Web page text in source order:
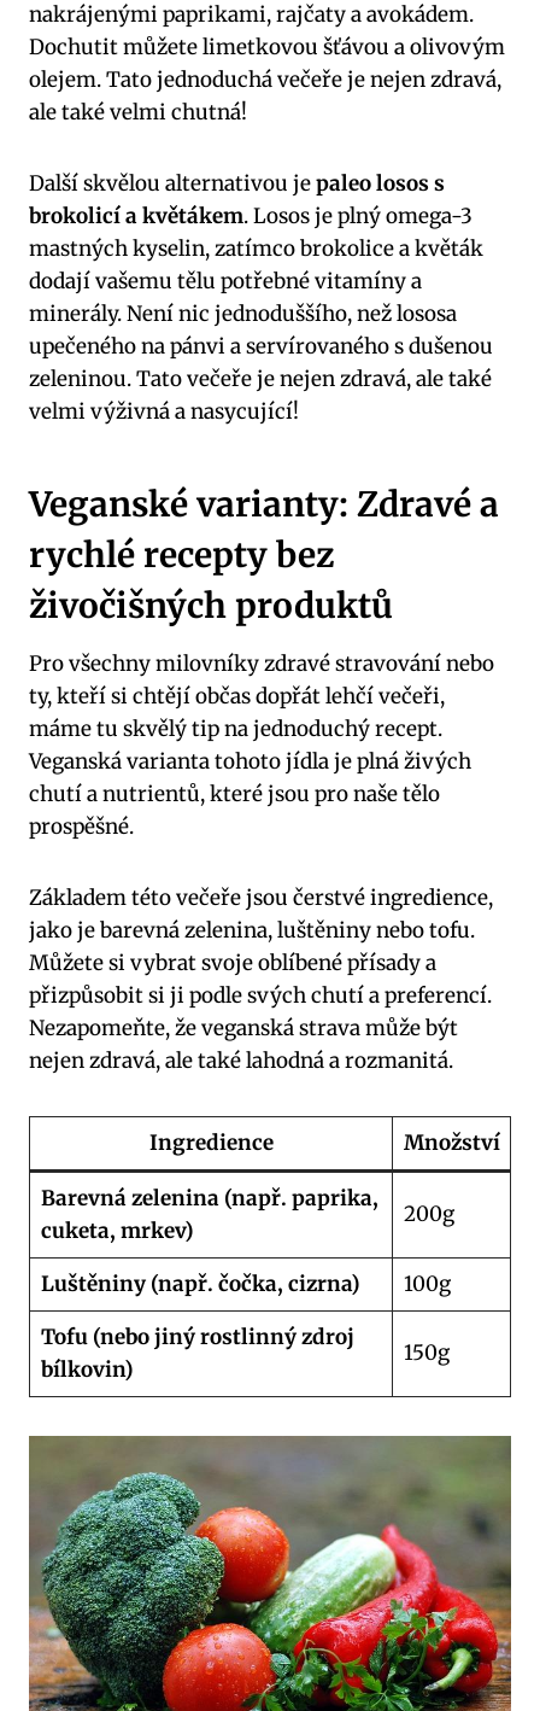
nakrájenými paprikami, rajčaty a avokádem.
Dochutit můžete limetkovou šťávou a olivovým
olejem. Tato jednoduchá večeře je nejen zdravá,
ale také velmi chutná!
Další skvělou alternativou jepaleo losos s
brokolicí a květákem. Losos je plný omega-3
mastných kyselin, zatímco brokolice a květák
dodají vašemu tělu potřebné vitamíny a
minerály. Není nic jednoduššího, než lososa
upečeného na pánvi a servírovaného s dušenou
zeleninou. Tato večeře je nejen zdravá, ale také
velmi výživná a nasycující!
Veganské varianty: Zdravé a
rychlé recepty bez
živočišných produktů
Pro všechny milovníky zdravé stravování nebo
ty, kteří si chtějí občas dopřát lehčí večeři,
máme tu skvělý tip na jednoduchý recept.
Veganská varianta tohoto jídla je plná živých
chutí a nutrientů, které jsou pro naše tělo
prospěšné.
Základem této večeře jsou čerstvé ingredience,
jako je barevná zelenina, luštěniny nebo tofu.
Můžete si vybrat svoje oblíbené přísady a
přizpůsobit si ji podle svých chutí a preferencí.
Nezapomeňte, že veganská strava může být
nejen zdravá, ale také lahodná a rozmanitá.
Ingredience Množství
Barevná zelenina (např. paprika,
cuketa, mrkev)
200g
Luštěniny (např. čočka, cizrna)
100g
Tofu (nebo jiný rostlinný zdroj
bílkovin)
150g